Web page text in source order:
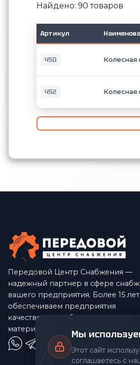
Найдено: 90 товаров
Артикул
450 Колесная
452 Колесная
Мы
Этот сайт
соглашаетесь с
Передовой Центр Снабжения —
надежный партнер в сфере
вашего предприятия. Более 15
обеспечиваем предприятия
качественным оборудованием и
материалами по конкурентным